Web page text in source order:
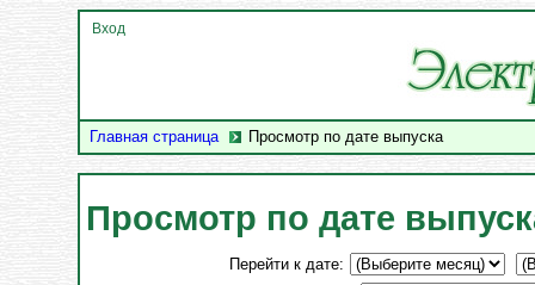
Главная страница Просмотр по дате выпуска
Вход
Просмотр по дате
Перейти к дате: